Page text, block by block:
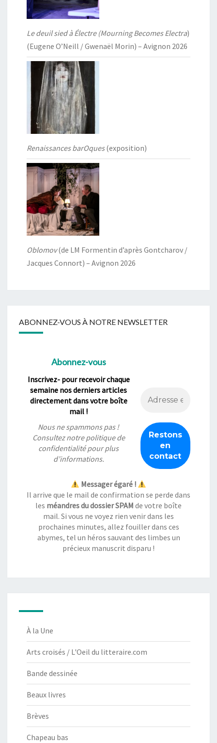
Le deuil sied à Électre (Mourning Becomes Electra)
(Eugene O’Neill / Gwenaël Morin) – Avignon 2026
Renaissances barOques(exposition)
Oblomov(de LM Formentin d’après Gontcharov /
Jacques Connort) – Avignon 2026
ABONNEZ-VOUS À NOTRE NEWSLETTER
Abonnez-vous
Inscrivez- pour recevoir chaque
semaine nos derniers articles
directement dans votre boîte
mail !
Nous ne spammons pas !
Consultez notrepolitique de
confidentialitépour plus
d’informations.
Messager égaré !
Il arrive que le mail de confirmation se perde dans
les méandres du dossier SPAM de votre boîte
mail. Si vous ne voyez rien venir dans les
prochaines minutes, allez fouiller dans ces
abymes, tel un héros sauvant des limbes un
précieux manuscrit disparu !
À la Une
Arts croisés / L'Oeil du litteraire.com
Bande dessinée
Beaux livres
Brèves
Chapeau bas